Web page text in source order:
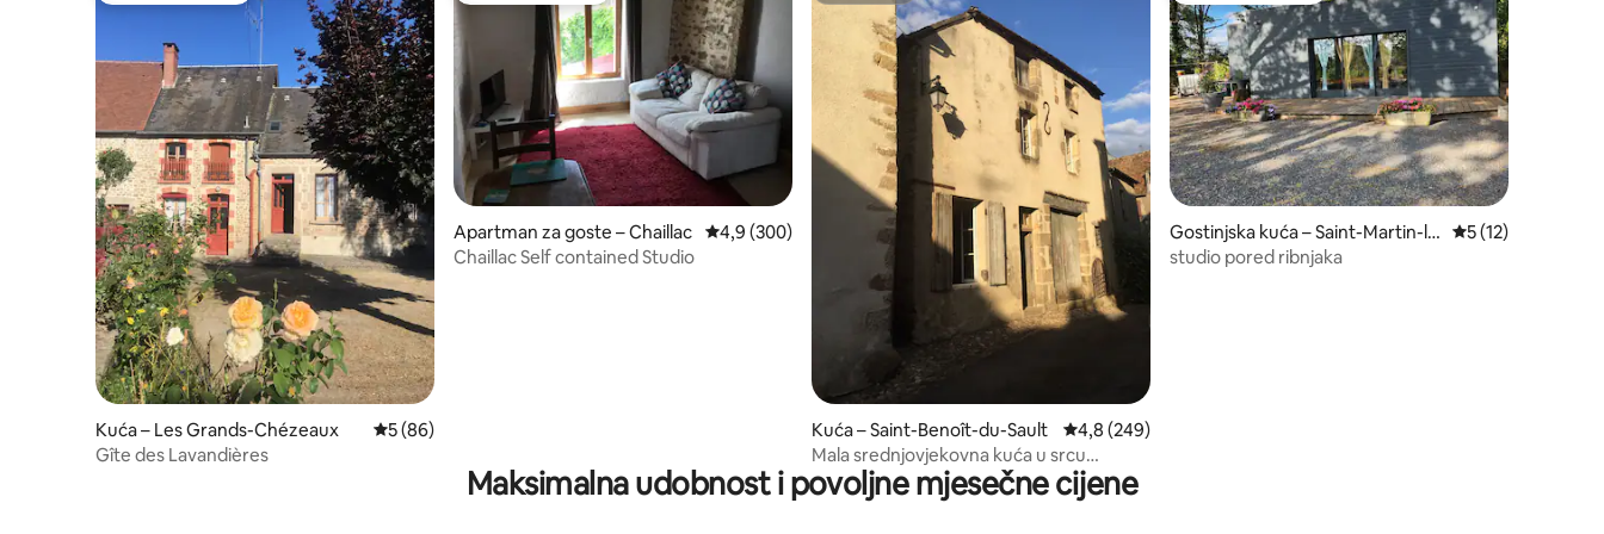
Kuća – Les Grands-Chézeaux Prosječna ocjena: 5/5, recenzija: 86
5 (86)
Gîte des Lavandières
Apartman za goste – Chaillac Prosječna ocjena: 4,9/5, recenzija: 300
4,9 (300)
Chaillac Self contained Studio
Kuća – Saint-Benoît-du-Sault Prosječna ocjena: 4,8/5, recenzija: 249
4,8 (249)
Mala srednjovjekovna kuća u srcu
pokrajine Berry.
Gostinjska kuća – Saint-Martin-le
-Mault
Prosječna ocjena:
5 (12)
studio pored ribnjaka
Maksimalna udobnost i povoljne mjesečne cijene